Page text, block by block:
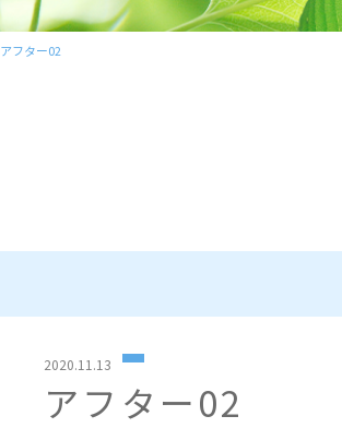
アフター02
2020.11.13
アフター02